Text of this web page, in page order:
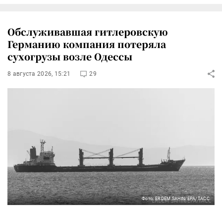
Обслуживавшая гитлеровскую
Германию компания потеряла
сухогрузы возле Одессы
8 августа 2026, 15:21 29
Фото: ERDEM SAHIN/EPA/ТАСС